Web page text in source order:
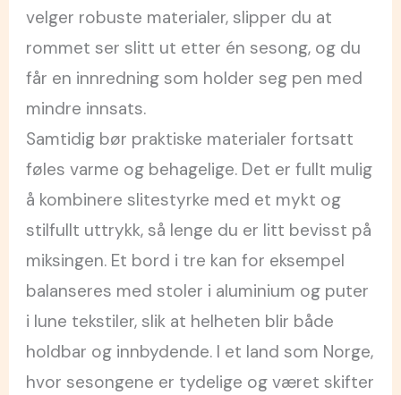
velger robuste materialer, slipper du at
rommet ser slitt ut etter én sesong, og du
får en innredning som holder seg pen med
mindre innsats.
Samtidig bør praktiske materialer fortsatt
føles varme og behagelige. Det er fullt mulig
å kombinere slitestyrke med et mykt og
stilfullt uttrykk, så lenge du er litt bevisst på
miksingen. Et bord i tre kan for eksempel
balanseres med stoler i aluminium og puter
i lune tekstiler, slik at helheten blir både
holdbar og innbydende. I et land som Norge,
hvor sesongene er tydelige og været skifter